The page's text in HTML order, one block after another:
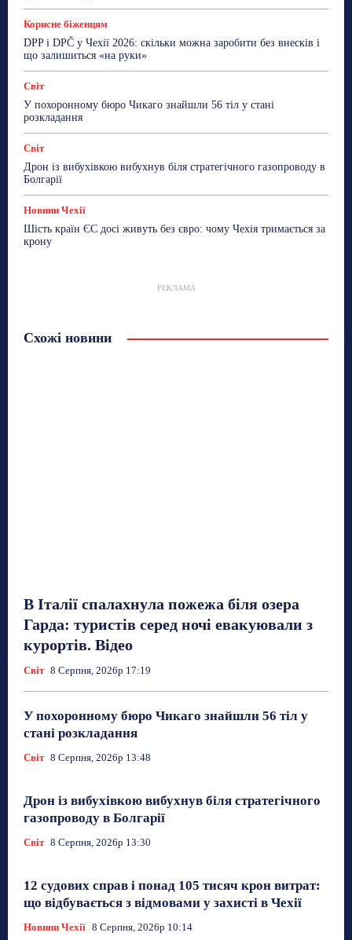
Корисне біженцям
DPP і DPČ у Чехії 2026: скільки можна заробити без внесків і
що залишиться «на руки»
Світ
У похоронному бюро Чикаго знайшли 56 тіл у стані
розкладання
Світ
Дрон із вибухівкою вибухнув біля стратегічного газопроводу в
Болгарії
Новини Чехії
Шість країн ЄС досі живуть без євро: чому Чехія тримається за
крону
РЕКЛАМА
Схожі новини
В Італії спалахнула пожежа біля озера
Гарда: туристів серед ночі евакуювали з
курортів. Відео
Світ 8 Серпня, 2026р 17:19
У похоронному бюро Чикаго знайшли 56 тіл у
стані розкладання
Світ 8 Серпня, 2026р 13:48
Дрон із вибухівкою вибухнув біля стратегічного
газопроводу в Болгарії
Світ 8 Серпня, 2026р 13:30
12 судових справ і понад 105 тисяч крон витрат:
що відбувається з відмовами у захисті в Чехії
Новини Чехії 8 Серпня, 2026р 10:14